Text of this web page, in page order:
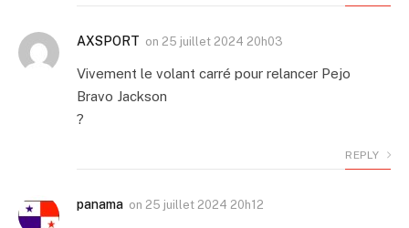
AXSPORT on 25 juillet 2024 20h03
Vivement le volant carré pour relancer Pejo
Bravo Jackson
?
REPLY
panama on 25 juillet 2024 20h12